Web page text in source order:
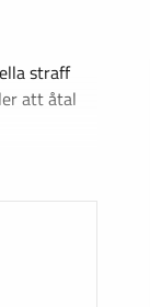
straff
att åtal